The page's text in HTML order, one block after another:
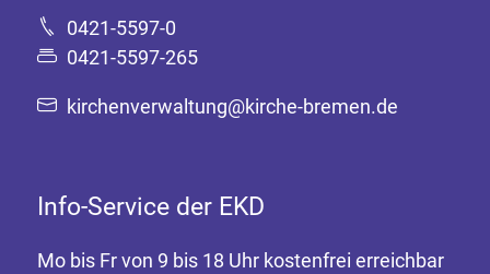
0421-5597-0
0421-5597-265
kirchenverwaltung@kirche-bremen.de
Info-Service der EKD
Mo bis Fr von 9 bis 18 Uhr kostenfrei erreichbar